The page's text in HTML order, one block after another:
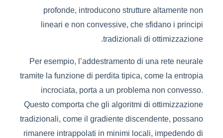
profonde, introducono strutture altamente non
lineari e non convessive, che sfidano i principi
tradizionali di ottimizzazione.
Per esempio, l’addestramento di una rete neurale
tramite la funzione di perdita tipica, come la entropia
incrociata, porta a un problema non convesso.
Questo comporta che gli algoritmi di ottimizzazione
tradizionali, come il gradiente discendente, possano
rimanere intrappolati in minimi locali, impedendo di